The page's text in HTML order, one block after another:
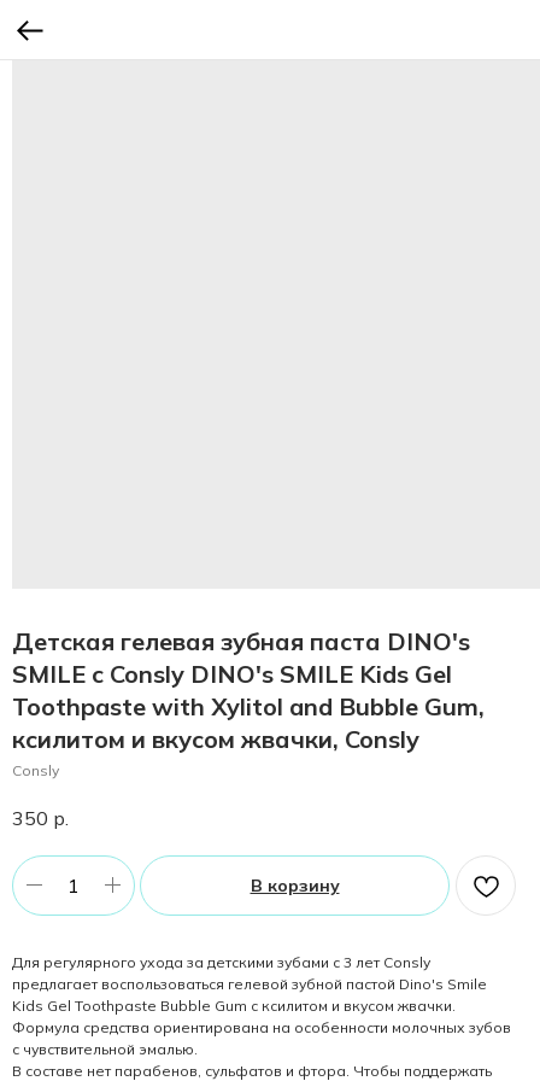
Детская гелевая зубная паста DINO's
SMILE c Consly DINO's SMILE Kids Gel
Toothpaste with Xylitol and Bubble Gum,
ксилитом и вкусом жвачки, Consly
Consly
350 р.
В корзину
Для регулярного ухода за детскими зубами с 3 лет Consly
предлагает воспользоваться гелевой зубной пастой Dino's Smile
Kids Gel Toothpaste Bubble Gum с ксилитом и вкусом жвачки.
Формула средства ориентирована на особенности молочных зубов
с чувствительной эмалью.
В составе нет парабенов, сульфатов и фтора. Чтобы поддержать